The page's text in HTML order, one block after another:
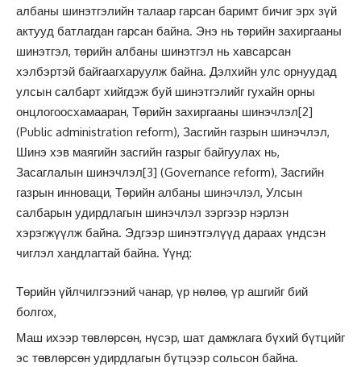
албаны шинэтгэлийн талаар гарсан баримт бичиг эрх зүй
актууд батлагдан гарсан байна. Энэ нь төрийн захиргааны
шинэтгэл, төрийн албаны шинэтгэл нь хавсарсан
хэлбэртэй байгаагхаруулж байна. Дэлхийн улс орнуудад
улсын салбарт хийгдэж буй шинэтгэлийг гухайн орны
онцлогоосхамааран, Төрийн захиргааны шинэчлэл[2]
(Public administration reform), Засгийн газрын шинэчлэл,
Шинэ хэв маягийн засгийн газрыг байгуулах нь,
Засаглалын шинэчлэл[3] (Governance reform), Засгийн
газрын инноваци, Төрийн албаны шинэчлэл, Улсын
салбарын удирдлагын шинэчлэл зэргээр нэрлэн
хэрэгжүүлж байна. Эдгээр шинэтгэлүүд дараах үндсэн
чиглэл хандлагтай байна. Үүнд:
Төрийн үйлчилгээний чанар, үр нөлөө, үр ашгийг бий
болгох,
Маш ихээр төвлөрсөн, нүсэр, шат дамжлага бүхий бүтцийг
эс төвлөрсөн удирдлагын бүтцээр сольсон байна.